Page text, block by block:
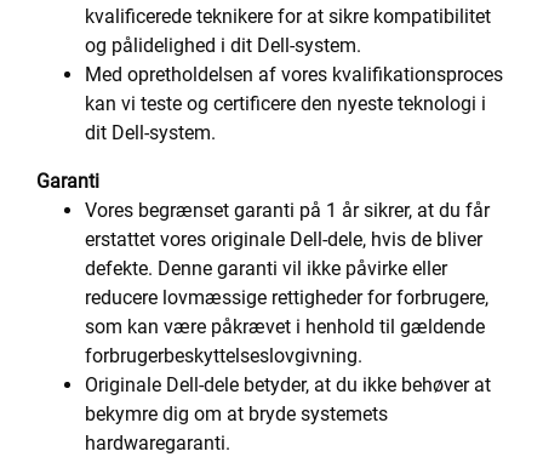
kvalificerede teknikere for at sikre kompatibilitet
og pålidelighed i dit Dell-system.
Med opretholdelsen af vores kvalifikationsproces
kan vi teste og certificere den nyeste teknologi i
dit Dell-system.
Garanti
Vores begrænset garanti på 1 år sikrer, at du får
erstattet vores originale Dell-dele, hvis de bliver
defekte. Denne garanti vil ikke påvirke eller
reducere lovmæssige rettigheder for forbrugere,
som kan være påkrævet i henhold til gældende
forbrugerbeskyttelseslovgivning.
Originale Dell-dele betyder, at du ikke behøver at
bekymre dig om at bryde systemets
hardwaregaranti.